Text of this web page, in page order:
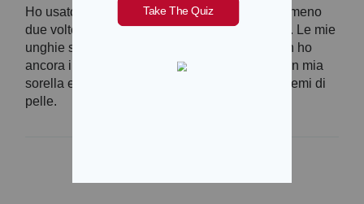
Ho usato il sapone e l'unguento ogni giorno almeno
due volte, a volte anche le tre volte consigliate. Le mie
unghie sembrano davvero molto più sane! Non ho
ancora indossato i calzini. Sono in vacanza con mia
sorella e lei ne ha ordinati alcuni per altri problemi di
pelle.